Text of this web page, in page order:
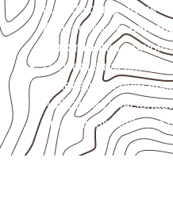
quando compatíveis
Aplicações em
motorhomes,
Uso industrial em
proteção de
Aplicações
presumir uso